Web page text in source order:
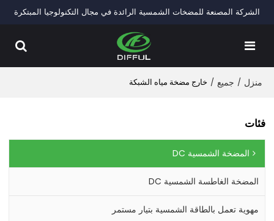
الشركة المصنعة للمضخات الشمسية الرائدة في مجال التكنولوجيا المبتكرة
منزل / جميع / خارج مضخة مياه الشبكة
فئات
المضخة الشمسية DC
المضخة الغاطسة الشمسية DC
مهوية تعمل بالطاقة الشمسية بتيار مستمر